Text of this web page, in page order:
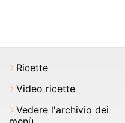
Ricette
Video ricette
Vedere l'archivio dei